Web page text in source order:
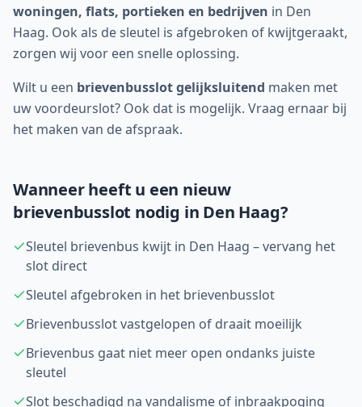
woningen, flats, portieken en bedrijven in Den
Haag. Ook als de sleutel is afgebroken of kwijtgeraakt,
zorgen wij voor een snelle oplossing.
Wilt u een brievenbusslot gelijksluitend maken met
uw voordeurslot? Ook dat is mogelijk. Vraag ernaar bij
het maken van de afspraak.
Wanneer heeft u een nieuw
brievenbusslot nodig in Den Haag?
Sleutel brievenbus kwijt in Den Haag – vervang het
slot direct
Sleutel afgebroken in het brievenbusslot
Brievenbusslot vastgelopen of draait moeilijk
Brievenbus gaat niet meer open ondanks juiste
sleutel
Slot beschadigd na vandalisme of inbraakpoging